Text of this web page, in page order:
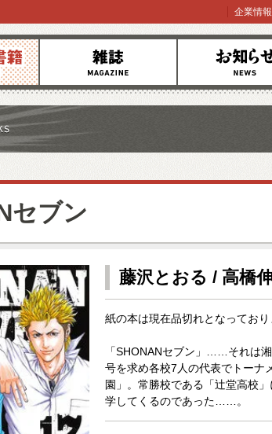
雑誌 お知らせ
企業情報
セブン
藤沢とおる / 高橋
紙の本は現在品切れとなっており
「SHONANセブン」……それは
号を求め各校7人の代表でトーナ
園」。常勝校である「辻堂高校
学してくるのであった……。